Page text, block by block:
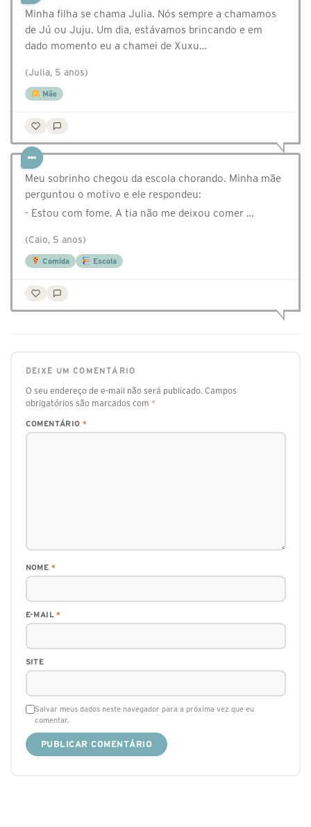
Minha filha se chama Julia. Nós sempre a chamamos
de Jú ou Juju. Um dia, estávamos brincando e em
dado momento eu a chamei de Xuxu…
(Julia, 5 anos)
Mãe
Meu sobrinho chegou da escola chorando. Minha mãe
perguntou o motivo e ele respondeu:
- Estou com fome. A tia não me deixou comer …
(Caio, 5 anos)
Comida Escola
DEIXE UM COMENTÁRIO
O seu endereço de e-mail não será publicado. Campos
obrigatórios são marcados com *
COMENTÁRIO *
NOME *
E-MAIL*
SITE
Salvar meus dados neste navegador para a próxima vez que eu
comentar.